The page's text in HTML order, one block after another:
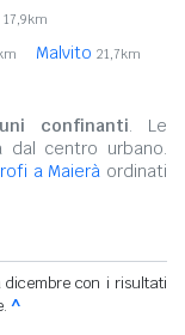
17,9km
Malvito 21,7km
confinanti. Le
dal centro urbano.
a Maierà ordinati
con i risultati
^